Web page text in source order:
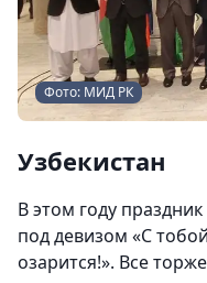
Фото: МИД РК
Узбекистан
В этом году
под девизом «С
озарится!». Все